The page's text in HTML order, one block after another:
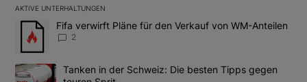
AKTIVE UNTERHALTUNGEN
Das Folgende ist eine Liste der am meisten kommentierten
Ein Trendartikel mit dem Titel "Fifa verwirft Pläne für den
Fifa verwirft Pläne für den Verkauf von WM-Anteilen
2
Ein Trendartikel mit dem Titel "Tanken in der Schweiz: Die
Tanken in der Schweiz: Die besten Tipps gegen